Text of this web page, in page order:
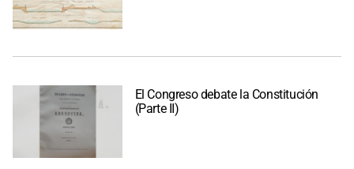
El Congreso debate la Constitución
(Parte II)